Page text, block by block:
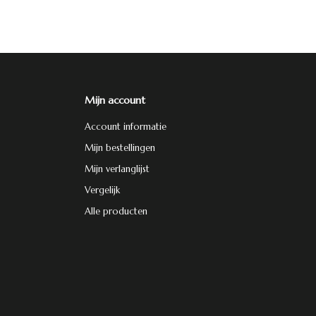
Mijn account
Account informatie
Mijn bestellingen
Mijn verlanglijst
Vergelijk
Alle producten